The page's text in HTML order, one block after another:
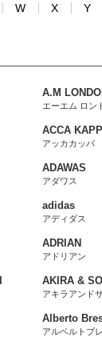
W X Y
A.M
エーエム ロン
ACCA
アッカカッパ
ADAWAS
アダワス
adidas
アディダス
ADRIAN
アドリアン
AKIRA &
アキラアンド
Alberto
アルベルトブ